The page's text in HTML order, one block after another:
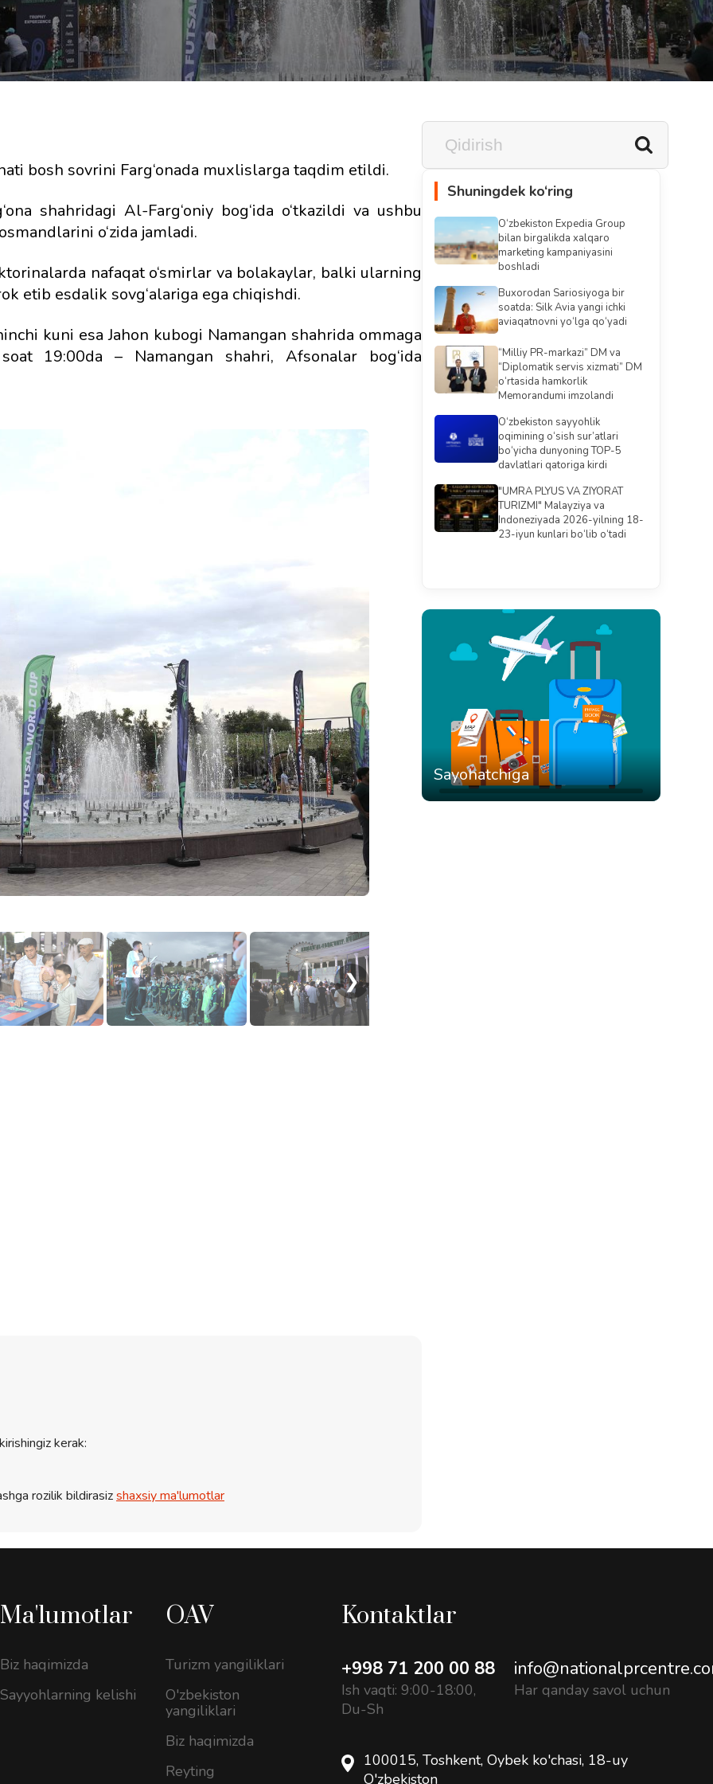
bosh sovrini Farg‘onada muxlislarga taqdim etildi.
shahridagi Al-Farg‘oniy bog‘ida o‘tkazildi va ushbu
o‘zida jamladi.
nafaqat o‘smirlar va bolakaylar, balki ularning
etib esdalik sovg‘alariga ega chiqishdi.
kuni esa Jahon kubogi Namangan shahrida ommaga
19:00da – Namangan shahri, Afsonalar bog‘ida
❯
kerak:
rozilik bildirasizshaxsiy ma'lumotlar
Shuningdek ko‘ring
O‘zbekiston Expedia Group
bilan birgalikda xalqaro
marketing kampaniyasini
boshladi
Buxorodan Sariosiyoga bir
soatda: Silk Avia yangi ichki
aviaqatnovni yo‘lga qo‘yadi
“Milliy PR-markazi” DM va
“Diplomatik servis xizmati” DM
o‘rtasida hamkorlik
Memorandumi imzolandi
O‘zbekiston sayyohlik
oqimining o‘sish sur’atlari
bo‘yicha dunyoning TOP-5
davlatlari qatoriga kirdi
"UMRA PLYUS VA ZIYORAT
TURIZMI" Malayziya va
Indoneziyada 2026-yilning 18-
23-iyun kunlari bo‘lib o‘tadi
Sayohatchiga
Ma'lumotlar
Biz haqimizda
Sayyohlarning kelishi
OAV
Turizm yangiliklari
O'zbekiston
yangiliklari
Biz haqimizda
Reyting
Kontaktlar
+998 71 200 00 88
Ish vaqti: 9:00-18:00,
Du-Sh
Har qanday savol uchun
100015, Toshkent, Oybek ko'chasi, 18-uy
O'zbekiston